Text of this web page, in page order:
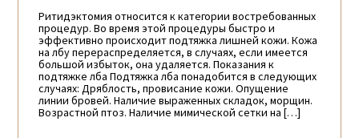
Ритидэктомия относится к категории востребованных
процедур. Во время этой процедуры быстро и
эффективно происходит подтяжка лишней кожи. Кожа
на лбу перераспределяется, в случаях, если имеется
большой избыток, она удаляется. Показания к
подтяжке лба Подтяжка лба понадобится в следующих
случаях: Дряблость, провисание кожи. Опущение
линии бровей. Наличие выраженных складок, морщин.
Возрастной птоз. Наличие мимической сетки на […]